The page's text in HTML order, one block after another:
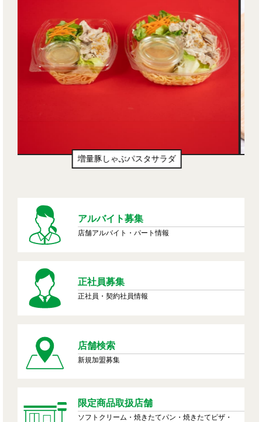
生ドーナツ（わたあめ味風）
アルバイト募集
店舗アルバイト・パート情報
正社員募集
正社員・契約社員情報
店舗検索
新規加盟募集
限定商品取扱店舗
ソフトクリーム・焼きたてパン・焼きたてピザ・